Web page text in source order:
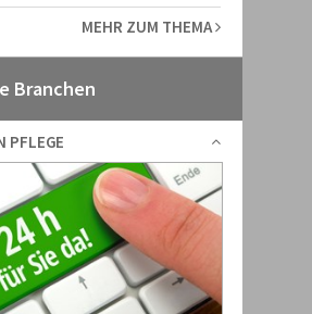
MEHR ZUM THEMA
Branchen
PFLEGE